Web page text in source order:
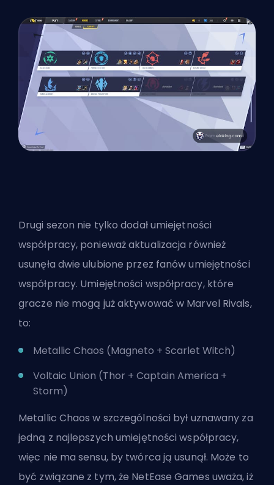
Drugi sezon nie tylko dodał umiejętności
współpracy, ponieważ aktualizacja również
usunęła dwie ulubione przez fanów umiejętności
współpracy. Umiejętności współpracy, które
gracze nie mogą już aktywować w Marvel Rivals,
to:
Metallic Chaos (Magneto + Scarlet Witch)
Voltaic Union (Thor + Captain America +
Storm)
Metallic Chaos w szczególności był uznawany za
jedną z najlepszych umiejętności współpracy,
więc nie ma sensu, by twórca ją usunął. Może to
być związane z tym, że NetEase Games uważa, iż